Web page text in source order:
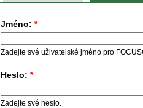
Jméno: *
Zadejte své uživatelské jméno pro
Heslo: *
Zadejte své heslo.